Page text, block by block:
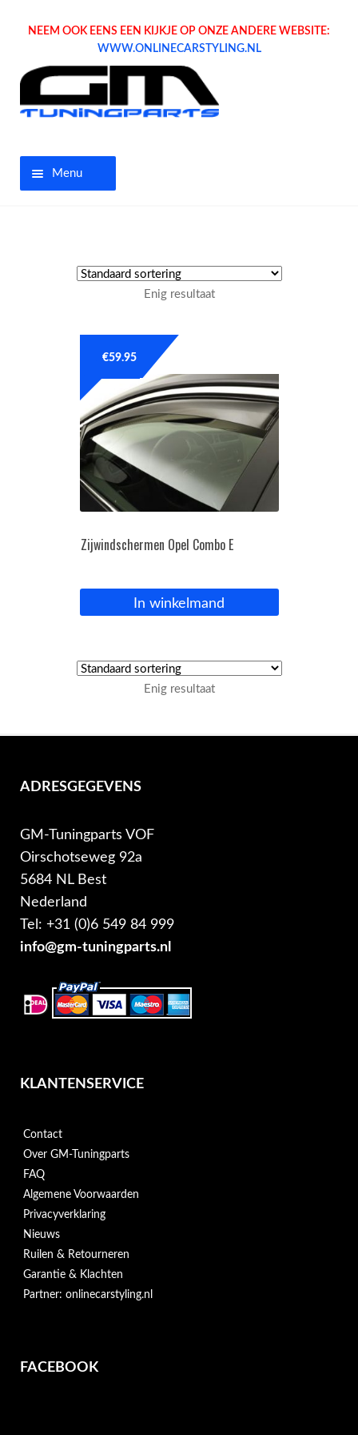
NEEM OOK EENS EEN KIJKJE OP ONZE ANDERE WEBSITE:
WWW.ONLINECARSTYLING.NL
Menu
Tuning parts
OPC Line
Bedrijfswagen parts
Inloggen / Registreren
Enig resultaat
Zijwindschermen Opel Combo E
€59.95
In winkelmand
Enig resultaat
ADRESGEGEVENS
GM-Tuningparts VOF
Oirschotseweg 92a
5684 NL Best
Nederland
Tel: +31 (0)6 549 84 999
info@gm-tuningparts.nl
KLANTENSERVICE
Contact
Over GM-Tuningparts
FAQ
Algemene Voorwaarden
Privacyverklaring
Nieuws
Ruilen & Retourneren
Garantie & Klachten
Partner: onlinecarstyling.nl
FACEBOOK